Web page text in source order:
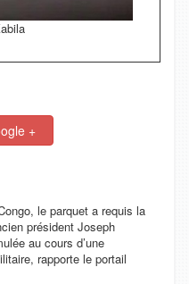
+
le parquet a requis la
président Joseph
au cours d’une
rapporte le portail